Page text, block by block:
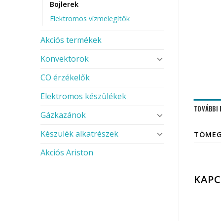
Bojlerek
Elektromos vízmelegítők
Akciós termékek
Konvektorok
CO érzékelők
Elektromos készülékek
Gázkazánok
Készülék alkatrészek
Akciós Ariston
TOVÁBBI
TÖMEG